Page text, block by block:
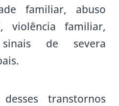
familiar, abuso
violência familiar,
de severa
transtornos